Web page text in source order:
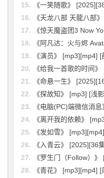
15.
《一笑随歌》
16.
《天龙八部 天龍八部》
17.
《惊天魔盗团3 Now
18.
《阿凡达：火与烬
19.
《演员》 [mp3][mp4] [
20.
《给我一首歌的时间》
21.
《命悬一生》
22.
《探故知》 [mp3] [浅影
23.
《电脑(PC)端微信消息
24.
《离开我的依赖》
25.
《发如雪》
26.
《入青云》 [2025][36
27.
《罗生门（Follow）》
28.
《青花》 [mp3][mp4] [